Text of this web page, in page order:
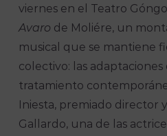
viernes en el Teatro
Avaro de Moliére, un
musical que se mantiene
colectivo: las adaptaciones
tratamiento
Iniesta, premiado director
Gallardo, una de las